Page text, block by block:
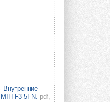
Внутренние
F3-5HN. pdf,